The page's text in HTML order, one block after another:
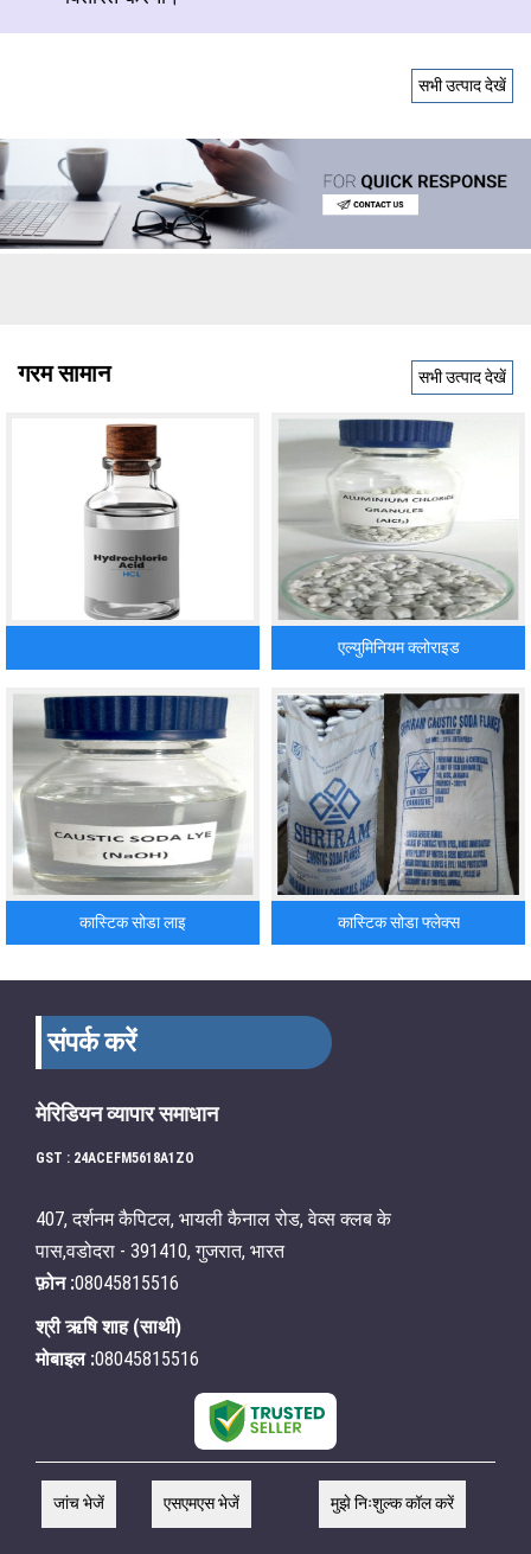
सभी उत्पाद देखें
गरम सामान सभी उत्पाद देखें
एल्युमिनियम क्लोराइड
कास्टिक सोडा लाइ कास्टिक सोडा फ्लेक्स
संपर्क करें
मेरिडियन व्यापार समाधान
GST : 24ACEFM5618A1ZO
407, दर्शनम कैपिटल, भायली कैनाल रोड, वेव्स क्लब के
पास,वडोदरा - 391410, गुजरात, भारत
फ़ोन :08045815516
श्री ऋषि शाह(साथी)
मोबाइल :08045815516
जांच भेजें एसएमएस भेजें मुझे निःशुल्क कॉल करें